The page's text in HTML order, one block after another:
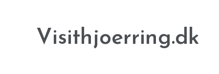
Visithjoerring.dk